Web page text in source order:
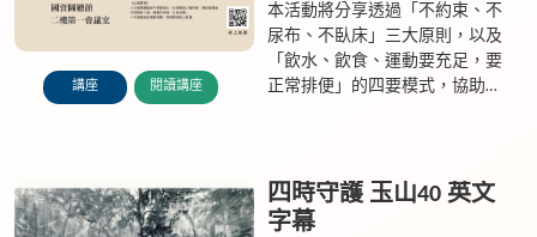
講座 閱讀講座
本活動將分享透過「不約束、不
尿布、不臥床」三大原則，以及
「飲水、飲食、運動要充足，要
正常排便」的四要模式，協助失
營造...
四時守護 玉山40 英文
字幕